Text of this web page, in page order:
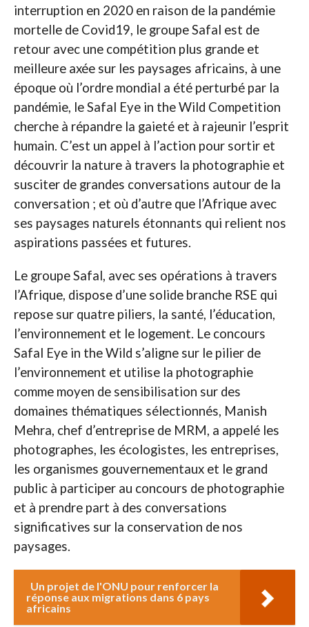
interruption en 2020 en raison de la pandémie
mortelle de Covid19, le groupe Safal est de
retour avec une compétition plus grande et
meilleure axée sur les paysages africains, à une
époque où l’ordre mondial a été perturbé par la
pandémie, le Safal Eye in the Wild Competition
cherche à répandre la gaieté et à rajeunir l’esprit
humain. C’est un appel à l’action pour sortir et
découvrir la nature à travers la photographie et
susciter de grandes conversations autour de la
conversation ; et où d’autre que l’Afrique avec
ses paysages naturels étonnants qui relient nos
aspirations passées et futures.
Le groupe Safal, avec ses opérations à travers
l’Afrique, dispose d’une solide branche RSE qui
repose sur quatre piliers, la santé, l’éducation,
l’environnement et le logement. Le concours
Safal Eye in the Wild s’aligne sur le pilier de
l’environnement et utilise la photographie
comme moyen de sensibilisation sur des
domaines thématiques sélectionnés, Manish
Mehra, chef d’entreprise de MRM, a appelé les
photographes, les écologistes, les entreprises,
les organismes gouvernementaux et le grand
public à participer au concours de photographie
et à prendre part à des conversations
significatives sur la conservation de nos
paysages.
Un projet de l'ONU pour renforcer la
réponse aux migrations dans 6 pays
africains